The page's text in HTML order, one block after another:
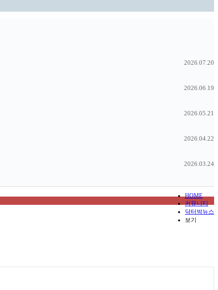
2026.07.20
2026.06.19
2026.05.21
2026.04.22
2026.03.24
HOME
커뮤니티
닥터박뉴스
보기